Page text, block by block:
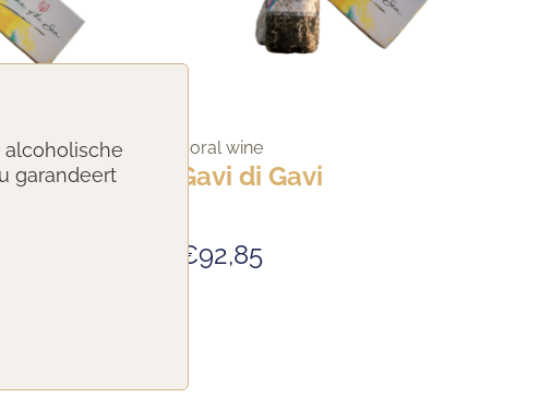
Coral wine
Gavi di Gavi
€92,85
alcoholische
garandeert